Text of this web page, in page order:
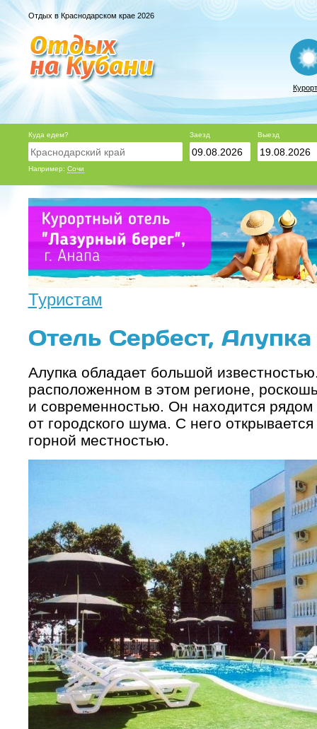
Отдых в Краснодарском крае 2026
Куда едем?
Например: Сочи
Заезд Выезд
Туристам
Отель Сербест, Алупка
Алупка обладает большой
расположенном в этом регионе,
и современностью. Он находится
от городского шума. С него
горной местностью.